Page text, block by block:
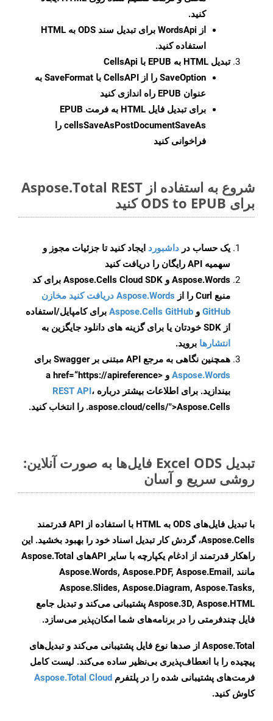
کنید.
از WordsApi برای تبدیل سند ODS به HTML
استفاده کنید.
تبدیل HTML به EPUB با CellsApi
SaveOption
را از CellsAPI با SaveFormat به
عنوان EPUB راه اندازی کنید
برای تبدیل فایل HTML به فرمت
EPUB
cellsSaveAsPostDocumentSaveAs را
فراخوانی کنید
شروع به استفاده از Aspose.Total REST
برای ODS to EPUB کنید
یک حساب در داشبورد ایجاد کنید تا جزئیات مجوز و
سهمیه API رایگان را دریافت کنید
Aspose.Words و Aspose.Cells Cloud SDK برای کد
منبع Curl را از
Aspose.Words دریافت کنید مخازن
GitHub و Aspose.Cells GitHub برای کامپایل/استفاده
از SDK خودتان یا برای گزینه های دانلود جایگزین به
انتشارها بروید.
همچنین نگاهی به مرجع API مبتنی بر Swagger برای
Aspose.Words
و <a href=“https://apireference
بیندازید. برای اطلاعات بیشتر درباره REST API،
.aspose.cloud/cells/">Aspose.Cells را انتخاب کنید.
تبدیل Excel ODS فایل‌ها به صورت آنلاین:
روشی سریع و آسان
با تبدیل فایل‌های ODS به HTML با استفاده از API قدرتمند
Aspose.Cells، گردش کار تبدیل اسناد خود را بهبود بخشید. این
راهکار قدرتمند از ادغام یکپارچه با سایر APIهای Aspose.Total
مانند Aspose.Words, Aspose.PDF, Aspose.Email,
Aspose.Slides, Aspose.Diagram, Aspose.Tasks,
Aspose.3D, Aspose.HTML پشتیبانی می‌کند و تبدیل جامع
فایل چندفرمتی را در برنامه‌های شما امکان‌پذیر می‌سازد.
Aspose.Total از صدها نوع فایل پشتیبانی می‌کند و تبدیل‌های
پیچیده را با انعطاف‌پذیری بی‌نظیر ساده می‌کند. لیست کامل
فرمت‌های پشتیبانی شده را در پلتفرم Aspose.Total Cloud
کاوش کنید.